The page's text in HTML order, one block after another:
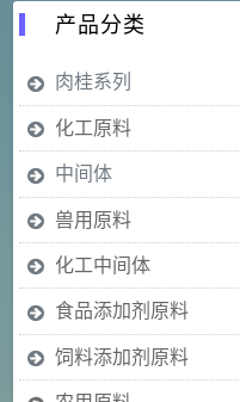
产品分类
肉桂系列
化工原料
中间体
兽用原料
化工中间体
食品添加剂原料
饲料添加剂原料